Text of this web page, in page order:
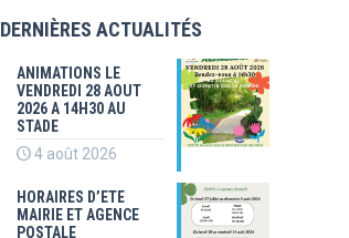
DERNIÈRES ACTUALITÉS
ANIMATIONS LE
VENDREDI 28 AOUT
2026 A 14H30 AU
STADE
4 août 2026
HORAIRES D’ETE
MAIRIE ET AGENCE
POSTALE